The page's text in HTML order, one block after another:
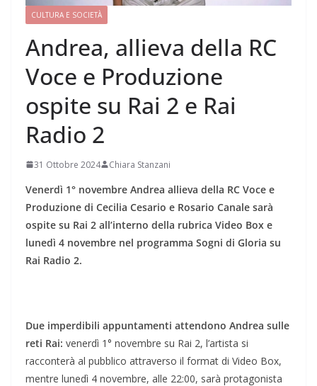
CULTURA E SOCIETÀ
Andrea, allieva della RC
Voce e Produzione
ospite su Rai 2 e Rai
Radio 2
31 Ottobre 2024 Chiara Stanzani
Venerdì 1° novembre Andrea allieva della RC Voce e
Produzione di Cecilia Cesario e Rosario Canale sarà
ospite su Rai 2 all’interno della rubrica Video Box e
lunedì 4 novembre nel programma Sogni di Gloria su
Rai Radio 2.
Due imperdibili appuntamenti attendono Andrea sulle
reti Rai: venerdì 1° novembre su Rai 2, l’artista si
racconterà al pubblico attraverso il format di Video Box,
mentre lunedì 4 novembre, alle 22:00, sarà protagonista